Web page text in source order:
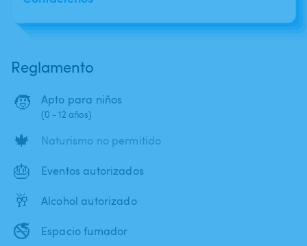
Reglamento
🧒 Apto para niños
(0 - 12 años)
🍁 Naturismo no permitido
🎂 Eventos autorizados
🥂 Alcohol autorizado
🚭 Espacio fumador